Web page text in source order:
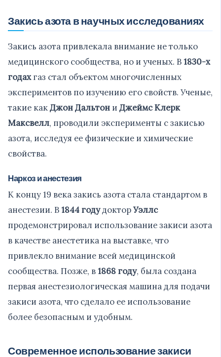
Закись азота в научных исследованиях
Закись азота привлекала внимание не только
медицинского сообщества, но и ученых. В1830-х
годахгаз стал объектом многочисленных
экспериментов по изучению его свойств. Ученые,
такие какДжон Дальтон и Джеймс Клерк
Максвелл, проводили эксперименты с закисью
азота, исследуя ее физические и химические
свойства.
Наркоз и анестезия
К концу 19 века закись азота стала стандартом в
анестезии. В1844 годудокторУэллс
продемонстрировал использование закиси азота
в качестве анестетика на выставке, что
привлекло внимание всей медицинской
сообщества. Позже, в1868 году, была создана
первая анестезиологическая машина для подачи
закиси азота, что сделало ее использование
более безопасным и удобным.
Современное использование закиси